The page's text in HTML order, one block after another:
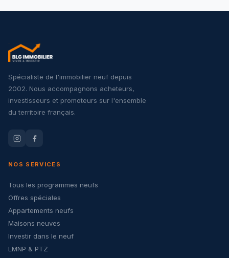
Spécialiste de l'immobilier neuf depuis
2002. Nous accompagnons acheteurs,
investisseurs et promoteurs sur l'ensemble
du territoire français.
NOS SERVICES
Tous les programmes neufs
Offres spéciales
Appartements neufs
Maisons neuves
Investir dans le neuf
LMNP & PTZ